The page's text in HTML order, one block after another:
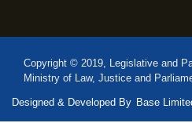
Copyright © 2019, Legislative and
Ministry of Law, Justice and
Designed & Developed By Base